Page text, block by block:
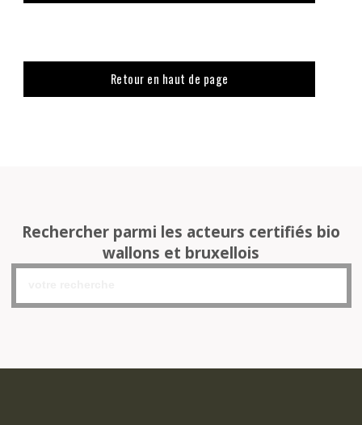
Retour en haut de page
Rechercher parmi les acteurs certifiés bio
wallons et bruxellois